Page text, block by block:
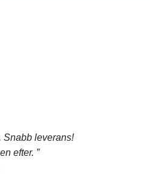
Snabb leverans!
efter.